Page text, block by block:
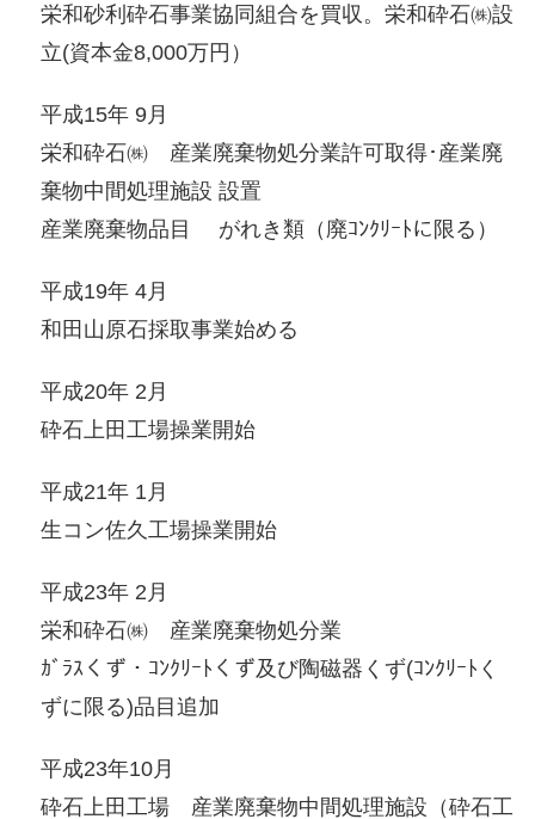
栄和砂利砕石事業協同組合を買収。栄和砕石㈱設
立(資本金8,000万円）
平成15年 9月
栄和砕石㈱ 産業廃棄物処分業許可取得･産業廃
棄物中間処理施設 設置
産業廃棄物品目 がれき類（廃ｺﾝｸﾘｰﾄに限る）
平成19年 4月
和田山原石採取事業始める
平成20年 2月
砕石上田工場操業開始
平成21年 1月
生コン佐久工場操業開始
平成23年 2月
栄和砕石㈱ 産業廃棄物処分業
ｶﾞﾗｽくず・ｺﾝｸﾘｰﾄくず及び陶磁器くず(ｺﾝｸﾘｰﾄく
ずに限る)品目追加
平成23年10月
砕石上田工場 産業廃棄物中間処理施設（砕石工